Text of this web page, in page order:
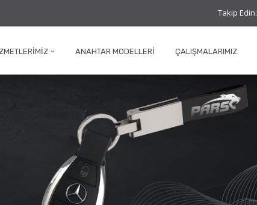
Takip Edin:
ANAHTAR MODELLERI ÇALIŞMALARIMIZ